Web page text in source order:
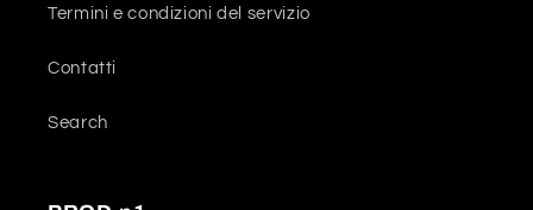
Termini e condizioni del servizio
Contatti
Search